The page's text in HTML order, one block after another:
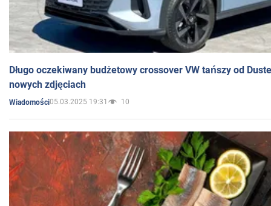
Długo oczekiwany budżetowy crossover VW tańszy od
nowych zdjęciach
Wiadomości05.03.2025 19:31 10